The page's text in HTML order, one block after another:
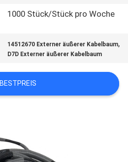
1000 Stück/Stück pro Woche
14512670 Externer äußerer Kabelbaum,
D7D Externer äußerer Kabelbaum
BESTPREIS